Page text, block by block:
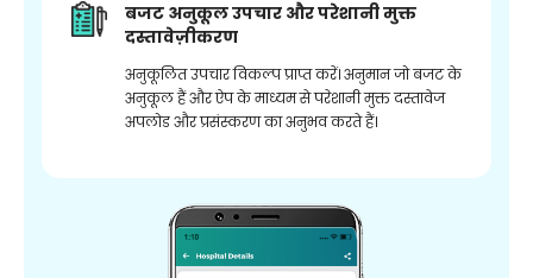
बजट अनुकूल उपचार और परेशानी मुक्त
दस्तावेज़ीकरण
अनुकूलित उपचार विकल्प प्राप्त करें। अनुमान जो बजट के
अनुकूल हैं और ऐप के माध्यम से परेशानी मुक्त दस्तावेज
अपलोड और प्रसंस्करण का अनुभव करते हैं।